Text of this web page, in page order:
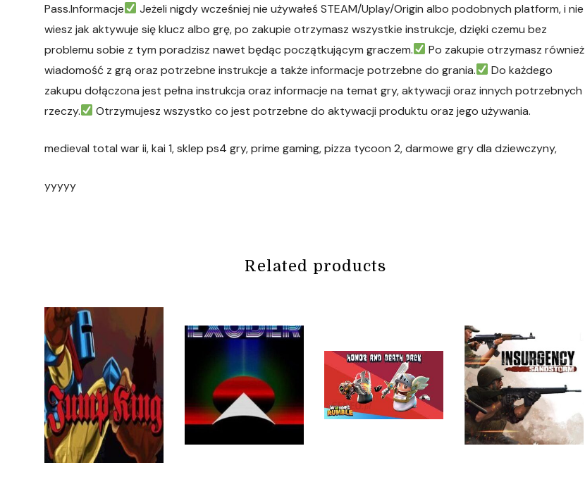
Pass.Informacje
Jeżeli nigdy wcześniej nie używałeś STEAM/Uplay/Origin albo podobnych platform, i nie
wiesz jak aktywuje się klucz albo grę, po zakupie otrzymasz wszystkie instrukcje, dzięki czemu bez
problemu sobie z tym poradzisz nawet będąc początkującym graczem.
Po zakupie otrzymasz również
wiadomość z grą oraz potrzebne instrukcje a także informacje potrzebne do grania.
Do każdego
zakupu dołączona jest pełna instrukcja oraz informacje na temat gry, aktywacji oraz innych potrzebnych
rzeczy.
Otrzymujesz wszystko co jest potrzebne do aktywacji produktu oraz jego używania.
medieval total war ii, kai 1, sklep ps4 gry, prime gaming, pizza tycoon 2, darmowe gry dla dziewczyny,
yyyyy
Related products